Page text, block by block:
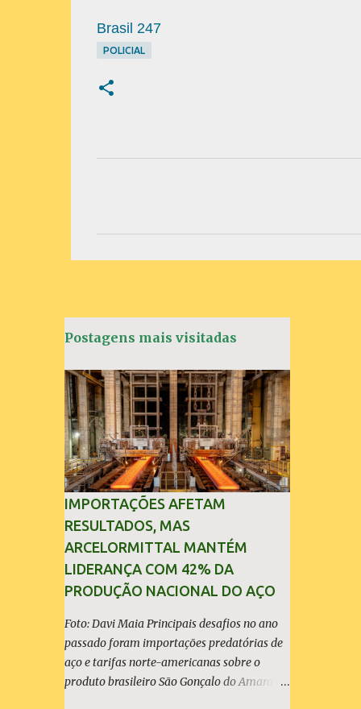
Brasil 247
POLICIAL
á
r
o
s
Postagens mais visitadas
IMPORTAÇÕES AFETAM
RESULTADOS, MAS
ARCELORMITTAL MANTÉM
LIDERANÇA COM 42% DA
PRODUÇÃO NACIONAL DO AÇO
Foto: Davi Maia Principais desafios no ano
passado foram importações predatórias de
aço e tarifas norte-americanas sobre o
produto brasileiro São Gonçalo do Amarante